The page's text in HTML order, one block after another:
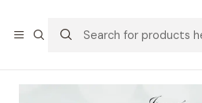
Anillo de plata rodinada
modelo SL32019B1